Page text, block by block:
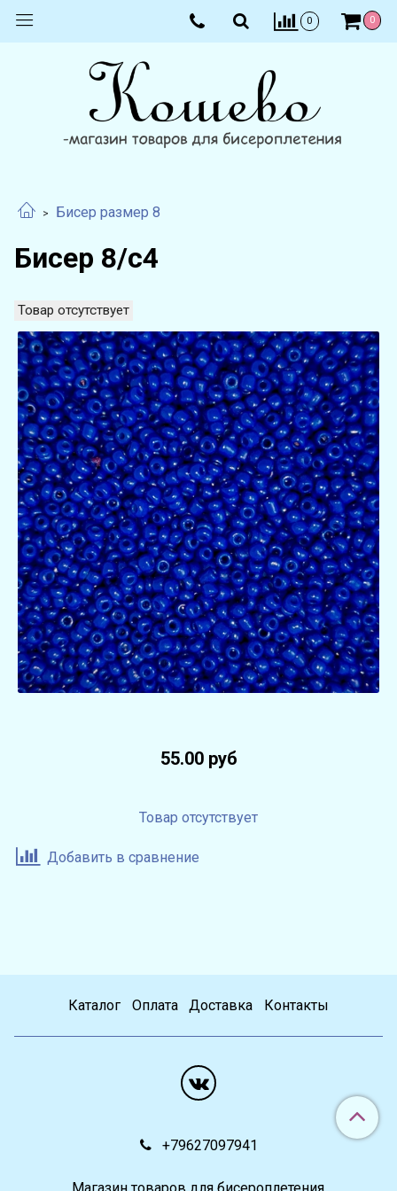
0 0
Бисер размер 8
Бисер 8/с4
Товар отсутствует
55.00 руб
Товар отсутствует
Добавить в сравнение
Каталог Оплата Доставка Контакты
+79627097941